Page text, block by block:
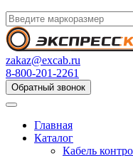
zakaz@excab.ru
8-800-201-2261
Обратный звонок
Главная
Каталог
Кабель